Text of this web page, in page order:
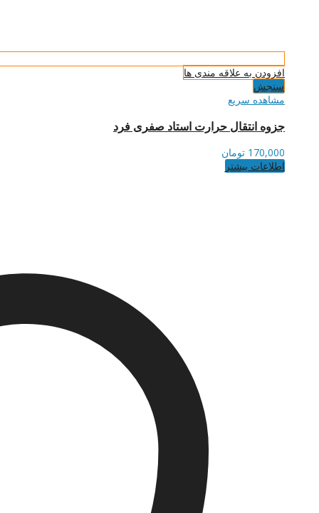
افزودن به علاقه مندی ها
سنجش
مشاهده سریع
جزوه انتقال حرارت استاد صفری فرد
170,000 تومان
اطلاعات بیشتر